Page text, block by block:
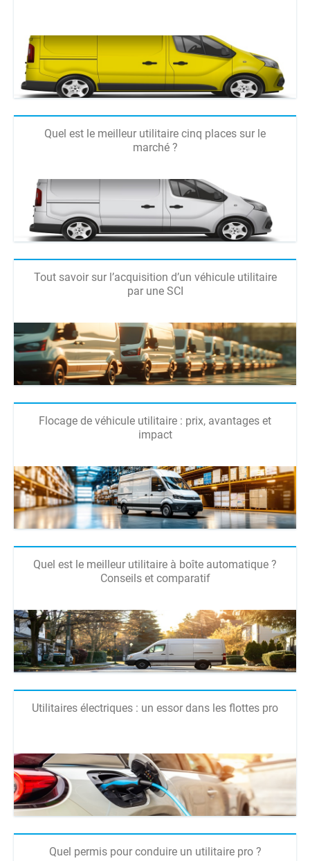
Quel est le meilleur utilitaire cinq places sur le
marché ?
Tout savoir sur l’acquisition d’un véhicule utilitaire
par une SCI
Flocage de véhicule utilitaire : prix, avantages et
impact
Quel est le meilleur utilitaire à boîte automatique ?
Conseils et comparatif
Utilitaires électriques : un essor dans les flottes pro
Quel permis pour conduire un utilitaire pro ?